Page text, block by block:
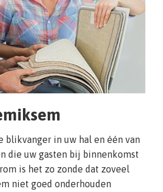
blikvanger in uw hal en één van
die uw gasten bij binnenkomst
is het zo zonde dat zoveel
niet goed onderhouden